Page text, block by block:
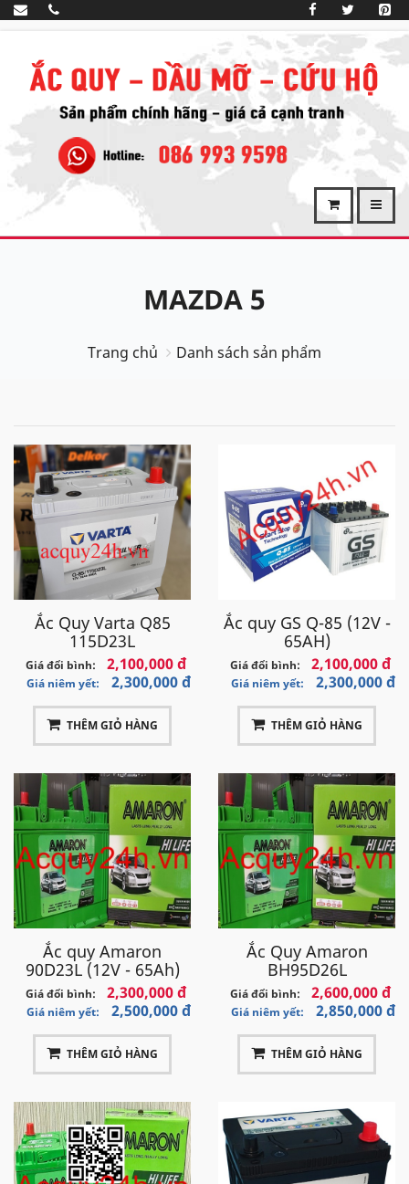
MAZDA 5
Trang chủ Danh sách sản phẩm
Ắc Quy Varta Q85
115D23L
Giá đổi bình: 2,100,000 đ
Giá niêm yết: 2,300,000 đ
THÊM GIỎ HÀNG
Ắc quy GS Q-85 (12V -
65AH)
Giá đổi bình: 2,100,000 đ
Giá niêm yết: 2,300,000 đ
THÊM GIỎ HÀNG
Ắc quy Amaron
90D23L (12V - 65Ah)
Giá đổi bình: 2,300,000 đ
Giá niêm yết: 2,500,000 đ
THÊM GIỎ HÀNG
Ắc Quy Amaron
BH95D26L
Giá đổi bình: 2,600,000 đ
Giá niêm yết: 2,850,000 đ
THÊM GIỎ HÀNG